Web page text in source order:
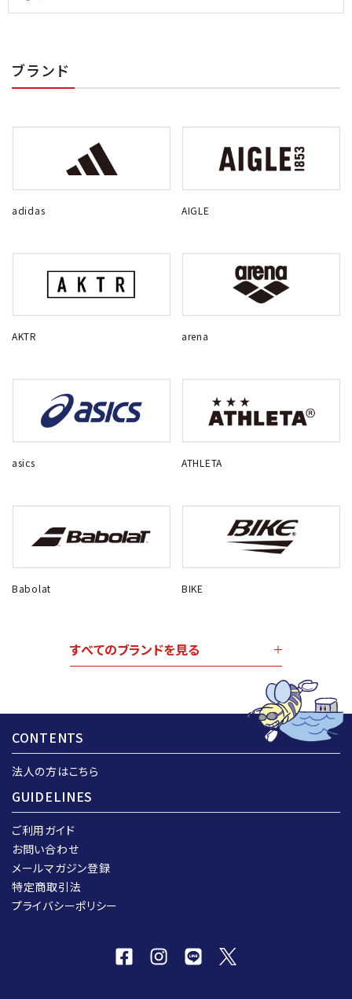
ブランド
adidas AIGLE
AKTR arena
asics ATHLETA
Babolat BIKE
すべてのブランドを見る
CONTENTS
法人の方はこちら
GUIDELINES
ご利用ガイド
お問い合わせ
メールマガジン登録
特定商取引法
プライバシーポリシー